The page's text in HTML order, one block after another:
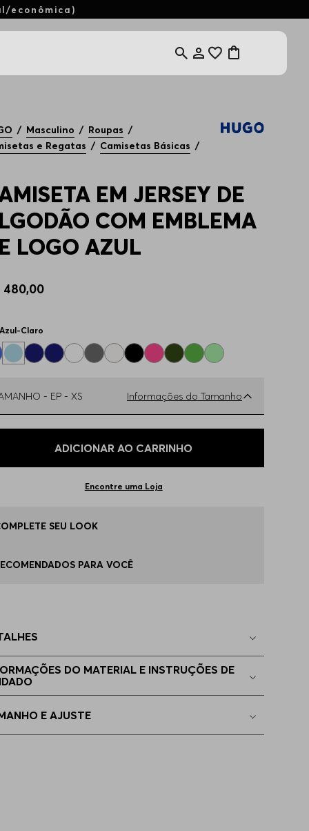
econômica)
Masculino
Roupas
e Regatas
Camisetas Básicas
EM JERSEY DE
COM EMBLEMA
LOGO AZUL
480,00
Azul-Claro
- EP - XS Informações do Tamanho
- M
- L
ADICIONAR AO CARRINHO
Encontre uma Loja
SEU LOOK
PARA VOCÊ
DO MATERIAL E INSTRUÇÕES DE
E AJUSTE